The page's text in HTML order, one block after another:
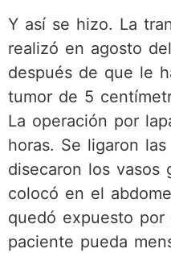
Y así se hizo. La
realizó en agosto
después de que le
tumor de 5
La operación por
horas. Se ligaron
disecaron los vasos
colocó en el
quedó expuesto
paciente pueda